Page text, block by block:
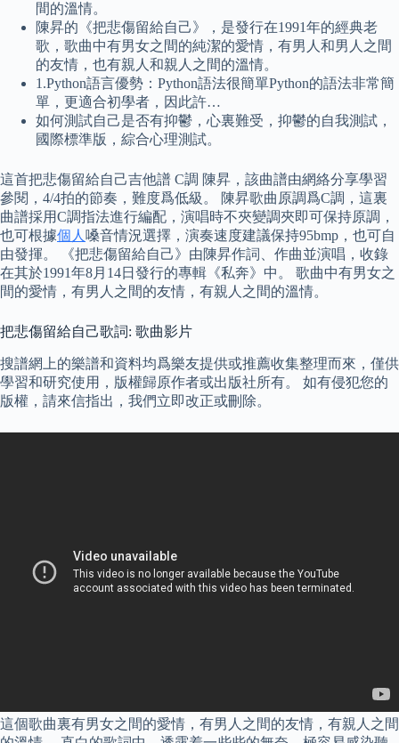
間的溫情。
陳昇的《把悲傷留給自己》，是發行在1991年的經典老
歌，歌曲中有男女之間的純潔的愛情，有男人和男人之間
的友情，也有親人和親人之間的溫情。
1.Python語言優勢：Python語法很簡單Python的語法非常簡
單，更適合初學者，因此許…
如何測試自己是否有抑鬱，心裏難受，抑鬱的自我測試，
國際標準版，綜合心理測試。
這首把悲傷留給自己吉他譜 C調 陳昇，該曲譜由網絡分享學習
參閱，4/4拍的節奏，難度爲低級。 陳昇歌曲原調爲C調，這裏
曲譜採用C調指法進行編配，演唱時不夾變調夾即可保持原調，
也可根據個人 嗓音情況選擇，演奏速度建議保持95bmp，也可自
由發揮。 《把悲傷留給自己》由陳昇作詞、作曲並演唱，收錄
在其於1991年8月14日發行的專輯《私奔》中。 歌曲中有男女之
間的愛情，有男人之間的友情，有親人之間的溫情。
把悲傷留給自己歌詞: 歌曲影片
搜譜網上的樂譜和資料均爲樂友提供或推薦收集整理而來，僅供
學習和研究使用，版權歸原作者或出版社所有。 如有侵犯您的
版權，請來信指出，我們立即改正或刪除。
這個歌曲裏有男女之間的愛情，有男人之間的友情，有親人之間